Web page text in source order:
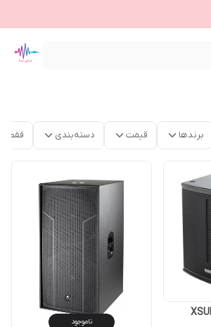
برندها قیمت دسته‌بندی فقط
ناموجود